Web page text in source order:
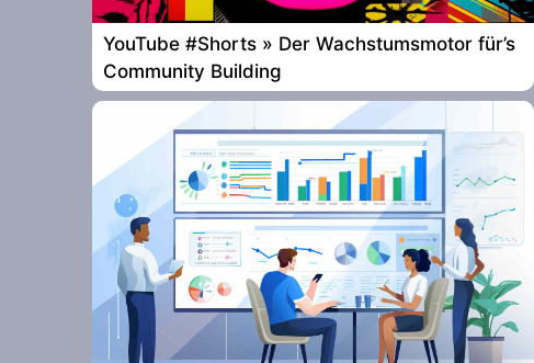
YouTube #Shorts » Der Wachstumsmotor für’s
Community Building